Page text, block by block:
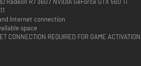
Internet connection
space
CONNECTION REQUIRED FOR GAME ACTIVATION